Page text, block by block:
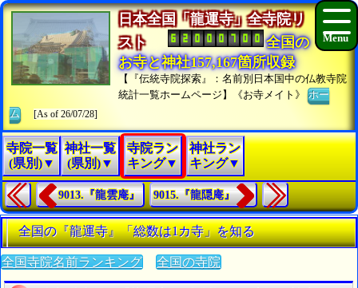
日本全国「龍運寺」全寺院リ
スト
全国の
お寺と神社157,167箇所収録
【『伝統寺院探索』：名前別日本国中の仏教寺院
統計一覧ホームページ】《お寺メイト》ホー
ム
[As of 26/07/28]
寺院一覧
(県別)▼
神社一覧
(県別)▼
寺院ラン
キング▼
神社ラン
キング▼
9013.『龍雲庵』 9015.『龍隠庵』
全国の『龍運寺』「総数は1カ寺」を知る
全国寺院名前ランキング 全国の寺院